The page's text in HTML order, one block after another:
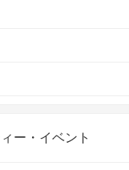
ー・イベント